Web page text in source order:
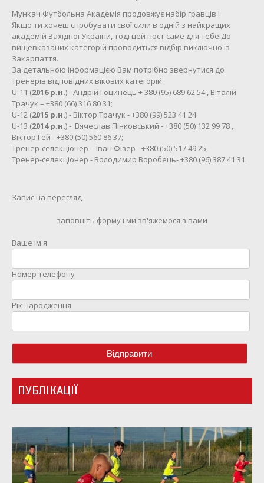
Мункач Футбольна Академія продовжує набір гравців !
Якщо ти хочеш спробувати свої сили в одній з найкращих
академій Західної України, тоді цей пост саме для тебе!До
вищевказаних категорій проводиться відбір виключно із
Закарпаття.
За детальною інформацією Вам потрібно звернутися до
тренерів відповідних вікових категорій:
U-11 (2016 р.н.) - Андрій Гоцинець + 380 (95) 689 62 54 , Віталій
Трачук – +380 (66) 316 80 31;
U-12 (2015 р.н.) - Віктор Трачук - +380 (99) 523 41 24
U-13 (2014 р.н.) - Вячеслав Пінковський - +380 (50) 132 99 78 ,
Віктор Гей - +380 (50) 560 86 37;
Тренер-селекціонер - Іван Фізер - +380 (50) 517 49 25,
Тренер-селекціонер - Володимир Воробець- +380 (96) 387 41 31.
Запис на перегляд
заповніть форму і ми зв'яжемося з вами
Ваше ім'я
Номер телефону
Рік народження
ПУБЛІКАЦІЇ